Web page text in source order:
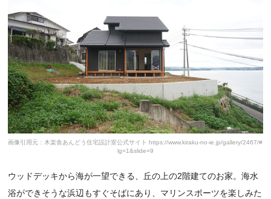
画像引用元：木楽舎あんどう住宅設計室公式サイト https://www.kiraku-no-ie.jp/gallery/2467/#
lg=1&slide=9
ウッドデッキから海が一望できる、丘の上の2階建てのお家。海水
浴ができそうな浜辺もすぐそばにあり、マリンスポーツを楽しみた